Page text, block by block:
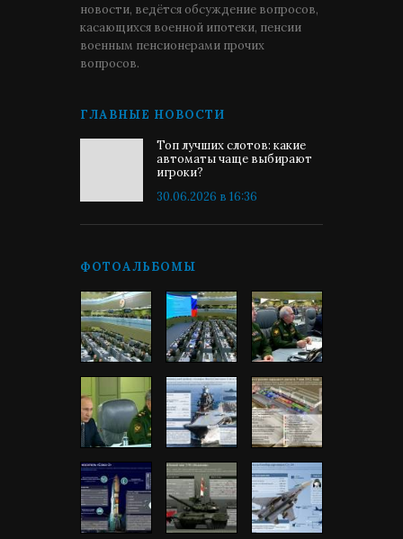
новости, ведётся обсуждение вопросов,
касающихся военной ипотеки, пенсии
военным пенсионерами прочих
вопросов.
ГЛАВНЫЕ НОВОСТИ
Топ лучших слотов: какие
автоматы чаще выбирают
игроки?
30.06.2026 в 16:36
ФОТОАЛЬБОМЫ